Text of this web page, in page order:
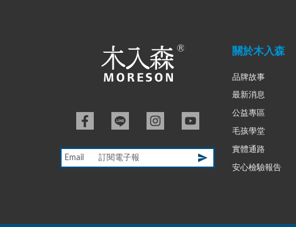
關於木入森
品牌故事
最新消息
公益專區
毛孩學堂
實體通路
安心檢驗報告
Email